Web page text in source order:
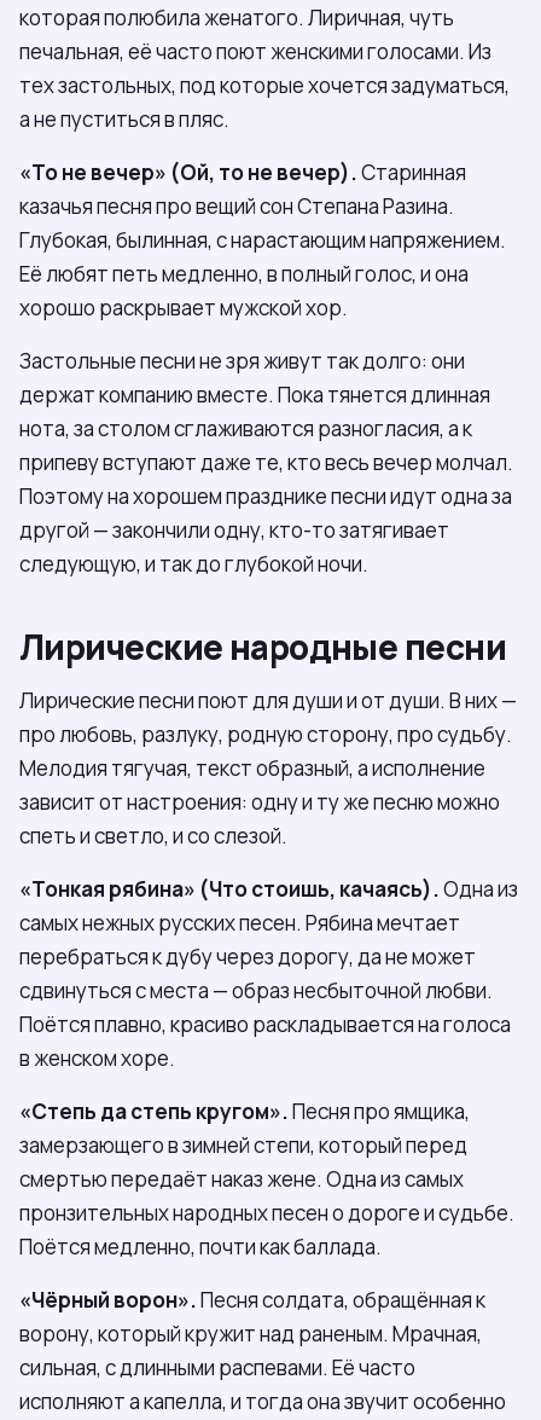
которая полюбила женатого. Лиричная, чуть
печальная, её часто поют женскими голосами. Из
тех застольных, под которые хочется задуматься,
а не пуститься в пляс.
«То не вечер» (Ой, то не вечер).Старинная
казачья песня про вещий сон Степана Разина.
Глубокая, былинная, с нарастающим напряжением.
Её любят петь медленно, в полный голос, и она
хорошо раскрывает мужской хор.
Застольные песни не зря живут так долго: они
держат компанию вместе. Пока тянется длинная
нота, за столом сглаживаются разногласия, а к
припеву вступают даже те, кто весь вечер молчал.
Поэтому на хорошем празднике песни идут одна за
другой — закончили одну, кто-то затягивает
следующую, и так до глубокой ночи.
Лирические народные песни
Лирические песни поют для души и от души. В них —
про любовь, разлуку, родную сторону, про судьбу.
Мелодия тягучая, текст образный, а исполнение
зависит от настроения: одну и ту же песню можно
спеть и светло, и со слезой.
«Тонкая рябина» (Что стоишь, качаясь).Одна из
самых нежных русских песен. Рябина мечтает
перебраться к дубу через дорогу, да не может
сдвинуться с места — образ несбыточной любви.
Поётся плавно, красиво раскладывается на голоса
в женском хоре.
«Степь да степь кругом».Песня про ямщика,
замерзающего в зимней степи, который перед
смертью передаёт наказ жене. Одна из самых
пронзительных народных песен о дороге и судьбе.
Поётся медленно, почти как баллада.
«Чёрный ворон».Песня солдата, обращённая к
ворону, который кружит над раненым. Мрачная,
сильная, с длинными распевами. Её часто
исполняют а капелла, и тогда она звучит особенно